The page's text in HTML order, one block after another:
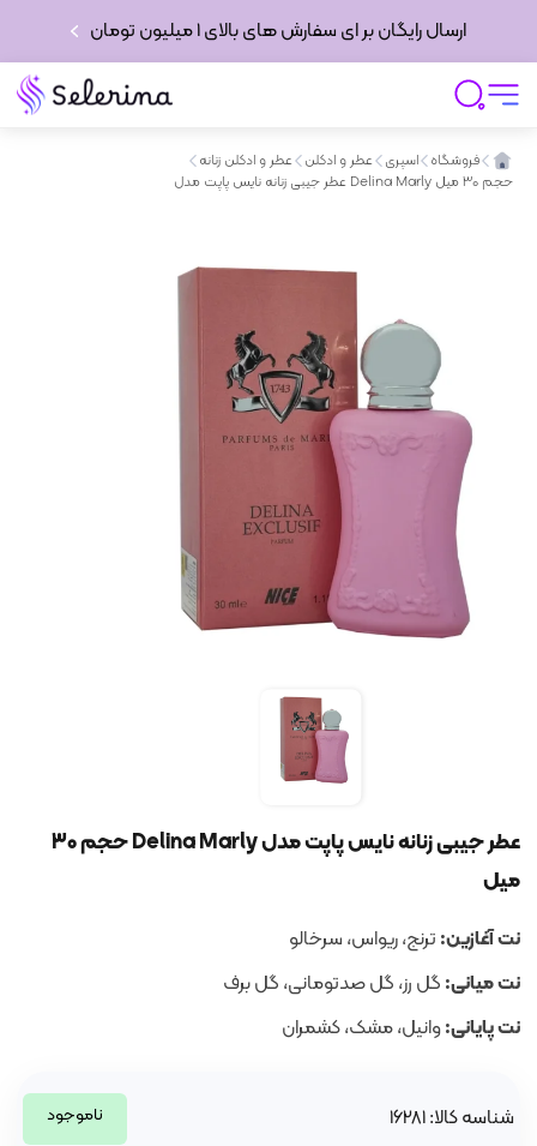
ارسال رایگان بر ای سفارش های بالای 1 میلیون تومان
فروشگاه اسپری عطر و ادکلن
عطر و ادکلن زنانه
عطر جیبی زنانه نایس پاپت مدل Delina Marly حجم 30 میل
عطر جیبی زنانه نایس پاپت مدل Delina Marly حجم 30
میل
نت آغازین: ترنج، ریواس، سرخالو
نت میانی: گل رز، گل صدتومانی، گل برف
نت پایانی:وانیل، مشک، کشمران
شناسه کالا: 16281 ناموجود